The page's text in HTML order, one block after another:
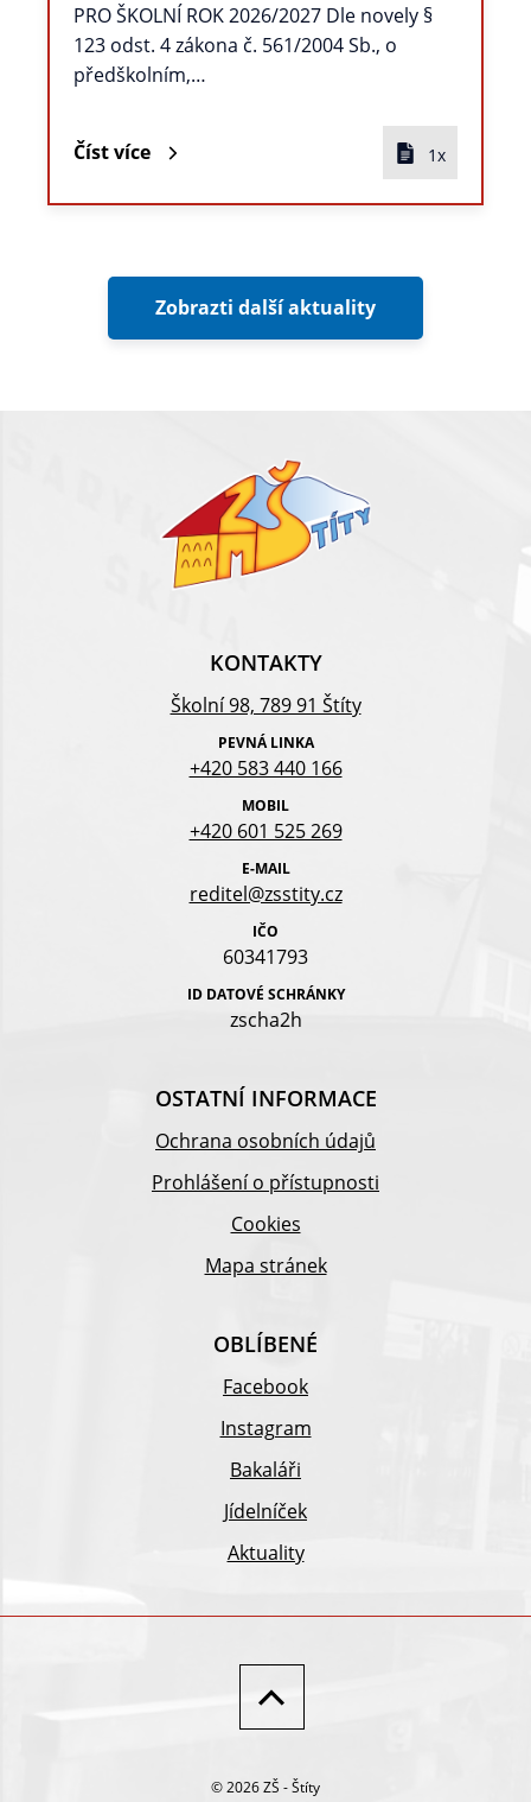
PRO ŠKOLNÍ ROK 2026/2027 Dle novely §
123 odst. 4 zákona č. 561/2004 Sb., o
předškolním,…
Číst více 1x
Zobrazti další aktuality
KONTAKTY
Školní 98, 789 91 Štíty
PEVNÁ LINKA
+420 583 440 166
MOBIL
+420 601 525 269
E-MAIL
reditel@zsstity.cz
IČO
60341793
ID DATOVÉ SCHRÁNKY
zscha2h
OSTATNÍ INFORMACE
Ochrana osobních údajů
Prohlášení o přístupnosti
Cookies
Mapa stránek
OBLÍBENÉ
Facebook
Instagram
Bakaláři
Jídelníček
Aktuality
© 2026 ZŠ - Štíty